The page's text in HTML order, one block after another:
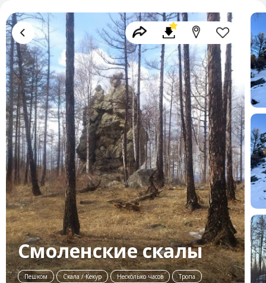
Смоленские скалы
Пешком Скала / Кекур Несколько часов
Тропа